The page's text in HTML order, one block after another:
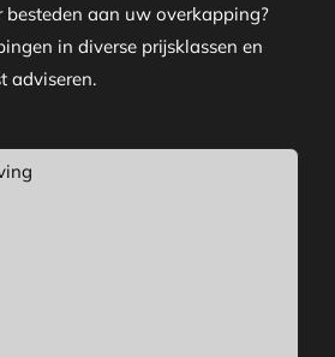
aan uw overkapping?
in diverse prijsklassen en
adviseren.